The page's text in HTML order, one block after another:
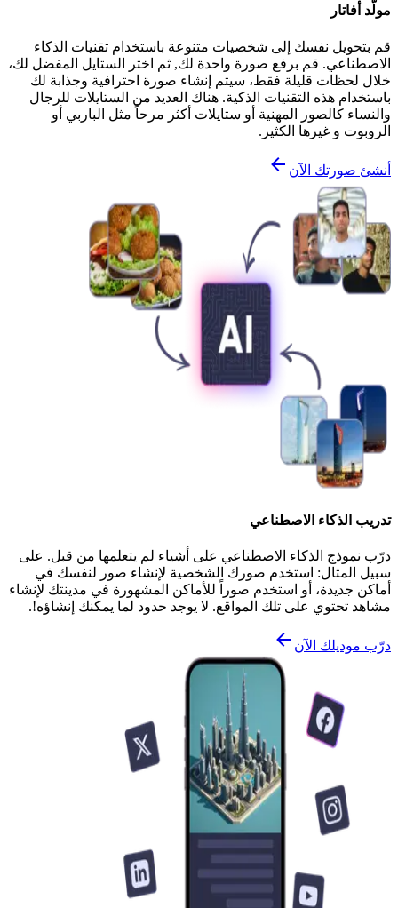
مولّد أفاتار
قم بتحويل نفسك إلى شخصيات متنوعة باستخدام تقنيات الذكاء
الاصطناعي. قم برفع صورة واحدة لك, ثم اختر الستايل المفضل لك،
خلال لحظات قليلة فقط، سيتم إنشاء صورة احترافية وجذابة لك
باستخدام هذه التقنيات الذكية. هناك العديد من الستايلات للرجال
والنساء كالصور المهنية أو ستايلات أكثر مرحاً مثل الباربي أو
الروبوت و غيرها الكثير.
أنشئ صورتك الآن
تدريب الذكاء الاصطناعي
درّب نموذج الذكاء الاصطناعي على أشياء لم يتعلمها من قبل. على
سبيل المثال: استخدم صورك الشخصية لإنشاء صور لنفسك في
أماكن جديدة، أو استخدم صوراً للأماكن المشهورة في مدينتك لإنشاء
مشاهد تحتوي على تلك المواقع. لا يوجد حدود لما يمكنك إنشاؤه!.
درّب موديلك الآن